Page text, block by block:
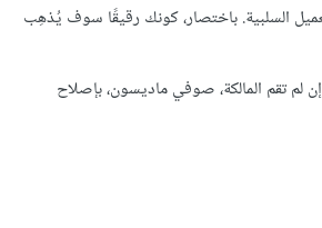
السلبية. باختصار، كونك رقيقًا سوف يُذهِب
تقم المالكة، صوفي ماديسون، بإصلاح